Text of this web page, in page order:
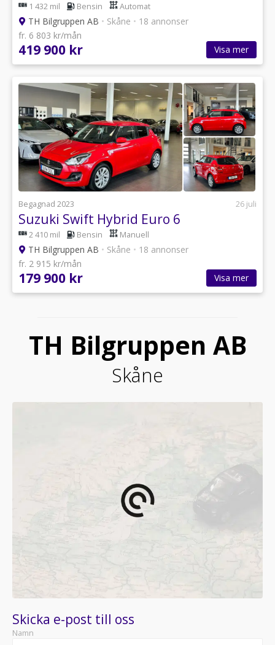
1 432 mil Bensin Automat
TH Bilgruppen AB • Skåne • 18 annonser
fr. 6 803 kr/mån
419 900 kr Visa mer
Begagnad 2023 26 juli
Suzuki Swift Hybrid Euro 6
2 410 mil Bensin Manuell
TH Bilgruppen AB • Skåne • 18 annonser
fr. 2 915 kr/mån
179 900 kr Visa mer
TH Bilgruppen AB
Skåne
Skicka e-post till oss
Namn